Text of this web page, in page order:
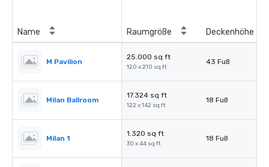
Name Raumgröße Deckenhöhe
M Pavilion
25.000 sq ft
120 x 210 sq ft
43 Fuß
Milan Ballroom
17.324 sq ft
122 x 142 sq ft
18 Fuß
Milan 1
1.320 sq ft
30 x 44 sq ft
18 Fuß